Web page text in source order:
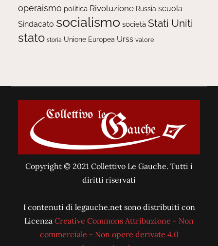
operaismo politica Rivoluzione Russia scuola
Sindacato socialismo società Stati Uniti
stato storia Unione Europea Urss valore
Copyright © 2021 Collettivo Le Gauche. Tutti i
diritti riservati
I contenuti di legauche.net sono distribuiti con
Licenza Creative Commons Attribuzione - Non
commerciale - Non opere derivate 4.0